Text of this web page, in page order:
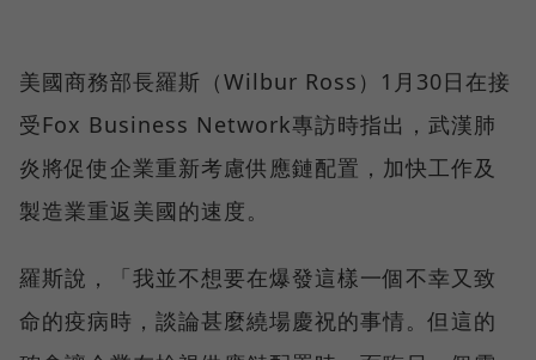
美國商務部長羅斯（Wilbur Ross）1月30日在接
受Fox Business Network專訪時指出，武漢肺
炎將促使企業重新考慮供應鏈配置，加快工作及
製造業重返美國的速度。
羅斯說，「我並不想要在爆發這樣一個不幸又致
命的疫病時，談論甚麼繞場慶祝的事情。但這的